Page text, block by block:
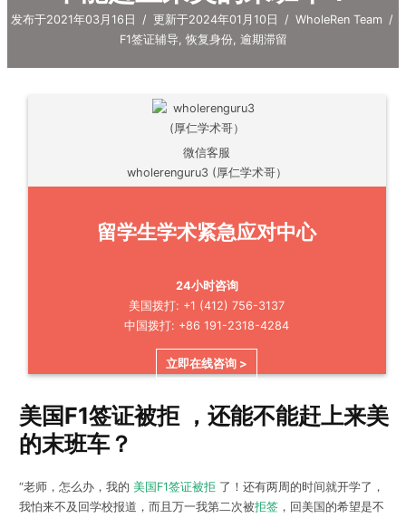
发布于2021年03月16日 / 更新于2024年01月10日 / WholeRen Team /
F1签证辅导, 恢复身份, 逾期滞留
微信客服
wholerenguru3 (厚仁学术哥）
留学生学术紧急应对中心
24小时咨询
美国拨打: +1 (412) 756-3137
中国拨打: +86 191-2318-4284
立即在线咨询 >
美国F1签证被拒 ，还能不能赶上来美
的末班车？
“老师，怎么办，我的 美国F1签证被拒了！还有两周的时间就开学了，
我怕来不及回学校报道，而且万一我第二次被拒签，回美国的希望是不